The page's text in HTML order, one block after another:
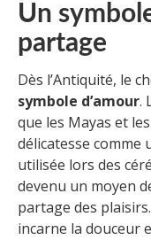
Un
partage
Dès l’Antiquité, le
symbole d’amour.
que les Mayas et
délicatesse comme
utilisée lors des
devenu un moyen
partage des
incarne la douceur